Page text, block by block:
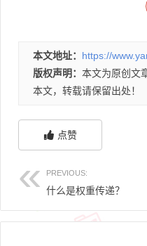
本文地址： https://
版权声明： 本文为原创文
本文，转载请保留出处！
点赞
PREVIOUS:
什么是权重传递？